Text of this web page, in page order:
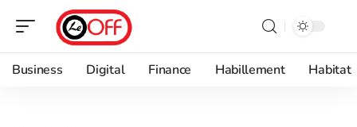
Business Digital Finance Habillement Habitat